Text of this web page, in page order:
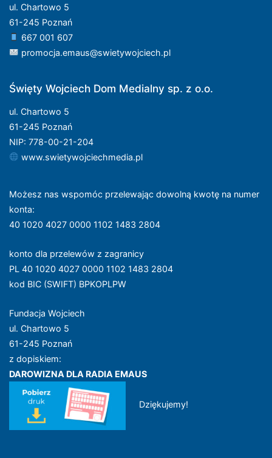
ul. Chartowo 5
61-245 Poznań
667 001 607
promocja.emaus@swietywojciech.pl
Święty Wojciech Dom Medialny sp. z o.o.
ul. Chartowo 5
61-245 Poznań
NIP: 778-00-21-204
www.swietywojciechmedia.pl
Możesz nas wspomóc przelewając dowolną kwotę na numer
konta:
40 1020 4027 0000 1102 1483 2804
konto dla przelewów z zagranicy
PL 40 1020 4027 0000 1102 1483 2804
kod BIC (SWIFT) BPKOPLPW
Fundacja Wojciech
ul. Chartowo 5
61-245 Poznań
z dopiskiem:
DAROWIZNA DLA RADIA EMAUS
Dziękujemy!